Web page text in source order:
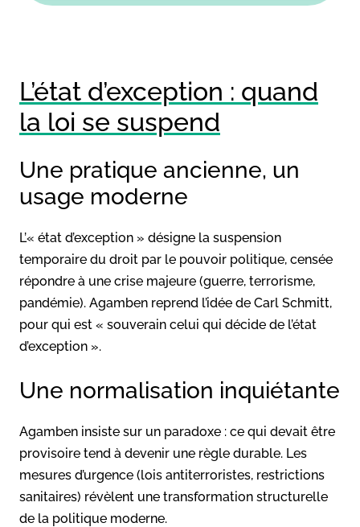
L’état d’exception : quand
la loi se suspend
Une pratique ancienne, un
usage moderne
L’« état d’exception » désigne la suspension
temporaire du droit par le pouvoir politique, censée
répondre à une crise majeure (guerre, terrorisme,
pandémie). Agamben reprend l’idée de Carl Schmitt,
pour qui est « souverain celui qui décide de l’état
d’exception ».
Une normalisation inquiétante
Agamben insiste sur un paradoxe : ce qui devait être
provisoire tend à devenir une règle durable. Les
mesures d’urgence (lois antiterroristes, restrictions
sanitaires) révèlent une transformation structurelle
de la politique moderne.